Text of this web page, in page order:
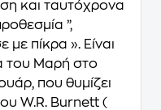
και ταυτόχρονα
”,
πίκρα ». Είναι
του Μαρή στο
που θυμίζει
W.R. Burnett (